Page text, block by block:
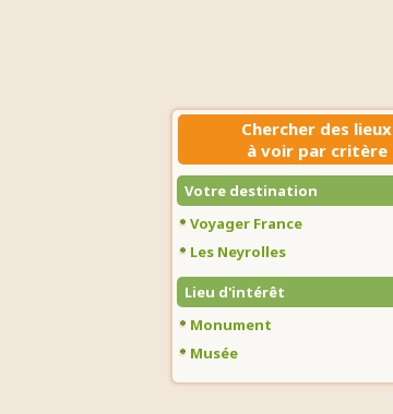
Chercher des lieux
à voir par critère
Votre destination
Voyager France
Les Neyrolles
Lieu d'intérêt
Monument
Musée